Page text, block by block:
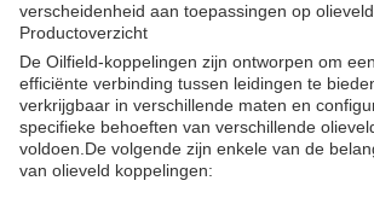
verscheidenheid aan toepassingen op
Productoverzicht
De Oilfield-koppelingen zijn ontworpen om
efficiënte verbinding tussen leidingen te
verkrijgbaar in verschillende maten en
specifieke behoeften van verschillende
voldoen.De volgende zijn enkele van de
van olieveld koppelingen: